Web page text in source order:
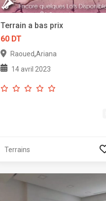
Terrain a bas prix
60 DT
Raoued,Ariana
14 avril 2023
Terrains